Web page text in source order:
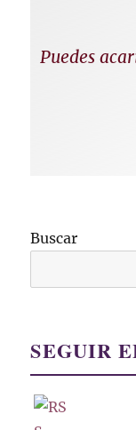
Puedes
Buscar
SEGUIR